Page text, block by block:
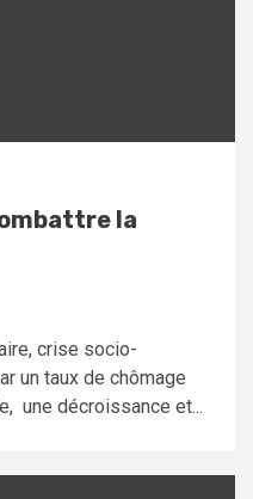
la
crise socio-
un taux de chômage
une décroissance et...